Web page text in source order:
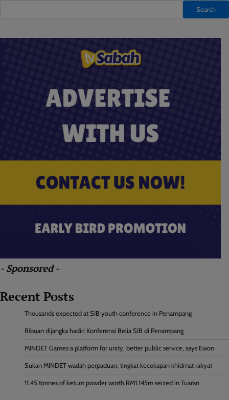
Search
- Sponsored -
Recent Posts
Thousands expected at SIB youth conference in Penampang
Ribuan dijangka hadiri Konferensi Belia SIB di Penampang
MINDET Games a platform for unity, better public service, says Ewon
Sukan MINDET wadah perpaduan, tingkat kecekapan khidmat rakyat
11.45 tonnes of ketum powder worth RM1.145m seized in Tuaran